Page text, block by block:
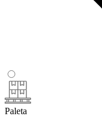
Paleta